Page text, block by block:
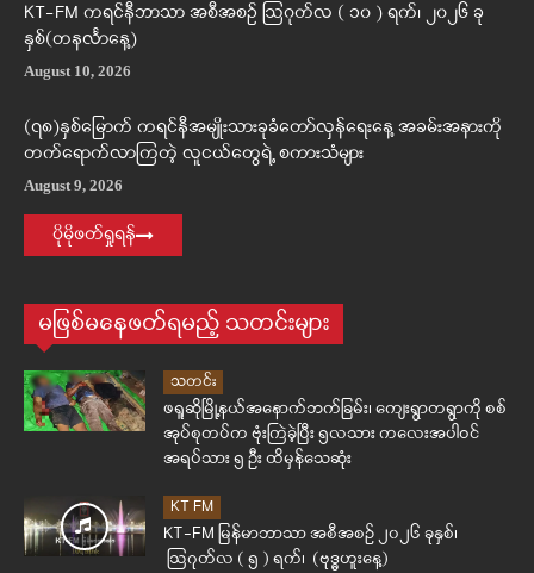
KT-FM ကရင်နီဘာသာ အစီအစဉ် ဩဂုတ်လ ( ၁၀ ) ရက်၊ ၂၀၂၆ ခု
နှစ်(တနင်္လာနေ့)
August 10, 2026
(၇၈)နှစ်မြောက် ကရင်နီအမျိုးသားခုခံတော်လှန်ရေးနေ့ အခမ်းအနားကို
တက်ရောက်လာကြတဲ့ လူငယ်တွေရဲ့ စကားသံများ
August 9, 2026
ပိုမိုဖတ်ရှုရန်
မဖြစ်မနေဖတ်ရမည့် သတင်းများ
သတင်း
ဖရူဆိုမြို့နယ်အနောက်ဘက်ခြမ်း၊ ကျေးရွာတရွာကို စစ်
အုပ်စုတပ်က ဗုံးကြဲခဲ့ပြီး ၅လသား ကလေးအပါဝင်
အရပ်သား ၅ ဦး ထိမှန်သေဆုံး
KT FM
KT-FM မြန်မာဘာသာ အစီအစဉ် ၂၀၂၆ ခုနှစ်၊
ဩဂုတ်လ ( ၅ ) ရက်၊ (ဗုဒ္ဓဟူးနေ့)